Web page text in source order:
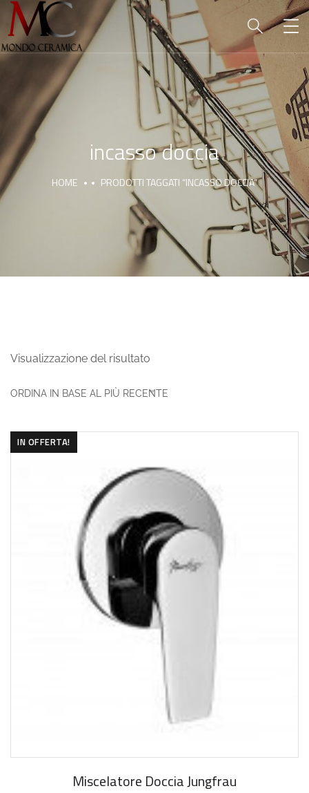
incasso doccia
HOME PRODOTTI TAGGATI “INCASSO DOCCIA”
Visualizzazione del risultato
IN OFFERTA!
Miscelatore Doccia Jungfrau